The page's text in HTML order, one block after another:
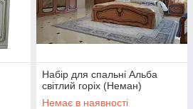
Набір для спальні Альба
світлий горіх (Неман)
Немає в наявності